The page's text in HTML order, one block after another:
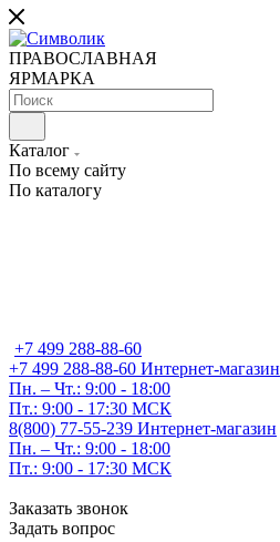
ПРАВОСЛАВНАЯ
ЯРМАРКА
Каталог
По всему сайту
По каталогу
+7 499 288-88-60
+7 499 288-88-60 Интернет-магазин
Пн. – Чт.: 9:00 - 18:00
Пт.: 9:00 - 17:30 МСК
8(800) 77-55-239 Интернет-магазин
Пн. – Чт.: 9:00 - 18:00
Пт.: 9:00 - 17:30 МСК
Заказать звонок
Задать вопрос